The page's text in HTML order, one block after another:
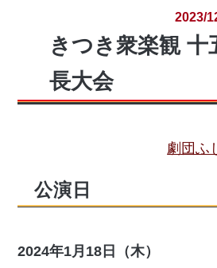
2023/
きつき衆楽観 十
長大会
劇団ふ
公演日
2024年1月18日（木）